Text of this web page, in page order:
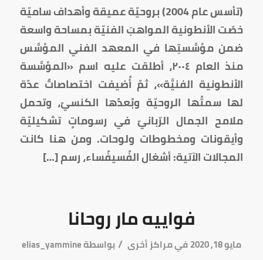
(تأسس عام 2004) بروحيّة عميقة وأهداف ساميّة
خصّت الأنطونية المواهبَ الفنيّة بمساحة واسعة
ضمن مؤسَّستِها في المعهد الفني المؤسَّس
منذ العام ٢٠٠٤، أطلقت عليه اسم «المؤسَّسة
الأنطونية الفنيَّة»، ثمّ أُضيفت اختصاصاتٌ عدّة
لها سمتُها الروحيّة وبُعدُها الكنسيّ، وتحمل
ملامح الجمال الرّبانيّ في رسوماتٍ تشكيليّة
وأيقونات ومخطوطات ولوحات. ومن هنا كانت
المجالات الآتية: أشغال الفُسيفُساء، رسم […]
فواييه مار روحانا
مايو 18, 2020 فيمراكز أخرى /بواسطةelias_yammine